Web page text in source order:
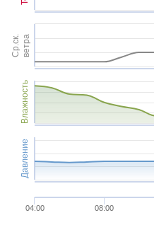
Ср.ск.ветра
Влажность
Давление
04:00 08:00